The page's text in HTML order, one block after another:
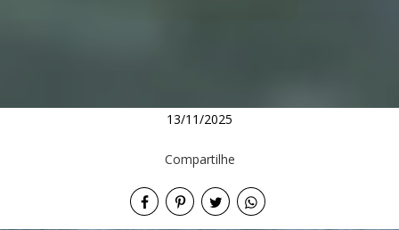
13/11/2025
Compartilhe